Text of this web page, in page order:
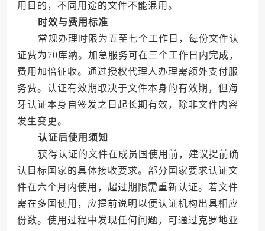
用目的，不同用途的文件不能混用。
时效与费用标准
常规办理时限为五至七个工作日，每份文件认
证费为70库纳。加急服务可在三个工作日内完成，
费用加倍征收。通过授权代理人办理需额外支付服
务费。认证有效期取决于文件本身的有效期，但海
牙认证本身自签发之日起长期有效，除非文件内容
发生变更。
认证后使用须知
获得认证的文件在成员国使用前，建议提前确
认目标国家的具体接收要求。部分国家要求认证文
件在六个月内使用，超过期限需重新认证。若文件
需在多国使用，应提前说明以便认证机构出具相应
份数。使用过程中发现任何问题，可通过克罗地亚